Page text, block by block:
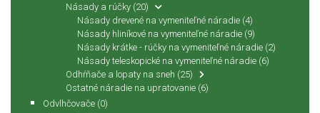
Násady a rúčky (20)
Násady drevené na vymeniteľné náradie (4)
Násady hliníkové na vymeniteľné náradie (9)
Násady krátke - rúčky na vymeniteľné náradie (2)
Násady teleskopické na vymeniteľné náradie (6)
Odhŕňače a lopaty na sneh (25)
Ostatné náradie na upratovanie (6)
Odvlhčovače (0)